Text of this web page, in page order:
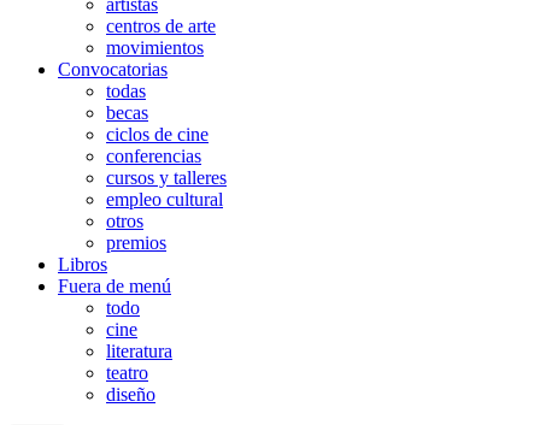
centros de arte
movimientos
Convocatorias
todas
becas
ciclos de cine
conferencias
cursos y talleres
empleo cultural
otros
premios
Libros
Fuera de menú
todo
cine
literatura
teatro
diseño